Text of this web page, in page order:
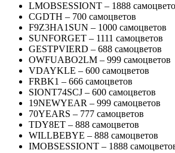
LMOBSESSIONT – 1888
CGDTH – 700 самоцветов
F9Z3HA1SUN – 1000 самоцветов
SUNFORGET – 1111 самоцветов
GESTPVIERD – 688 самоцветов
OWFUABO2LM – 999 самоцветов
VDAYKLE – 600 самоцветов
FRBK1 – 666 самоцветов
SIONT74SCJ – 600 самоцветов
19NEWYEAR – 999 самоцветов
70YEARS – 777 самоцветов
TDY8ET – 888 самоцветов
WILLBEBYE – 888 самоцветов
IMOBSESSIONT – 1888